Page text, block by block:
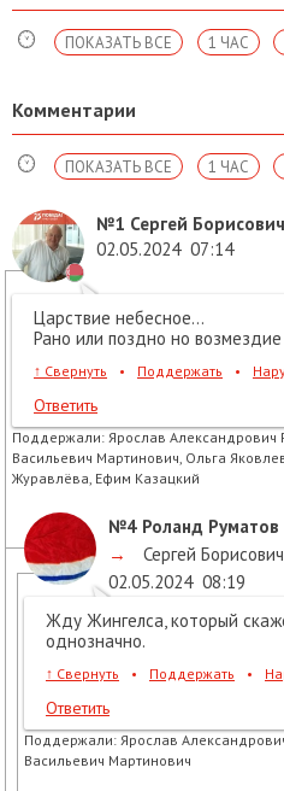
1 ЧАС
ПОКАЗАТЬ ВСЕ
Комментарии
1 ЧАС
ПОКАЗАТЬ ВСЕ
№1 Сергей
02.05.2024 07:14
Царствие небесное...
Рано или поздно но
↑ Свернуть • Поддержать •
Ответить
Поддержали: Ярослав Александрович
Васильевич Мартинович, Ольга
Журавлёва, Ефим Казацкий
№4 Роланд Руматов
→
Сергей
02.05.2024 08:19
Жду Жингелса, который
однозначно.
↑ Свернуть • Поддержать •
Ответить
Поддержали: Ярослав
Васильевич Мартинович